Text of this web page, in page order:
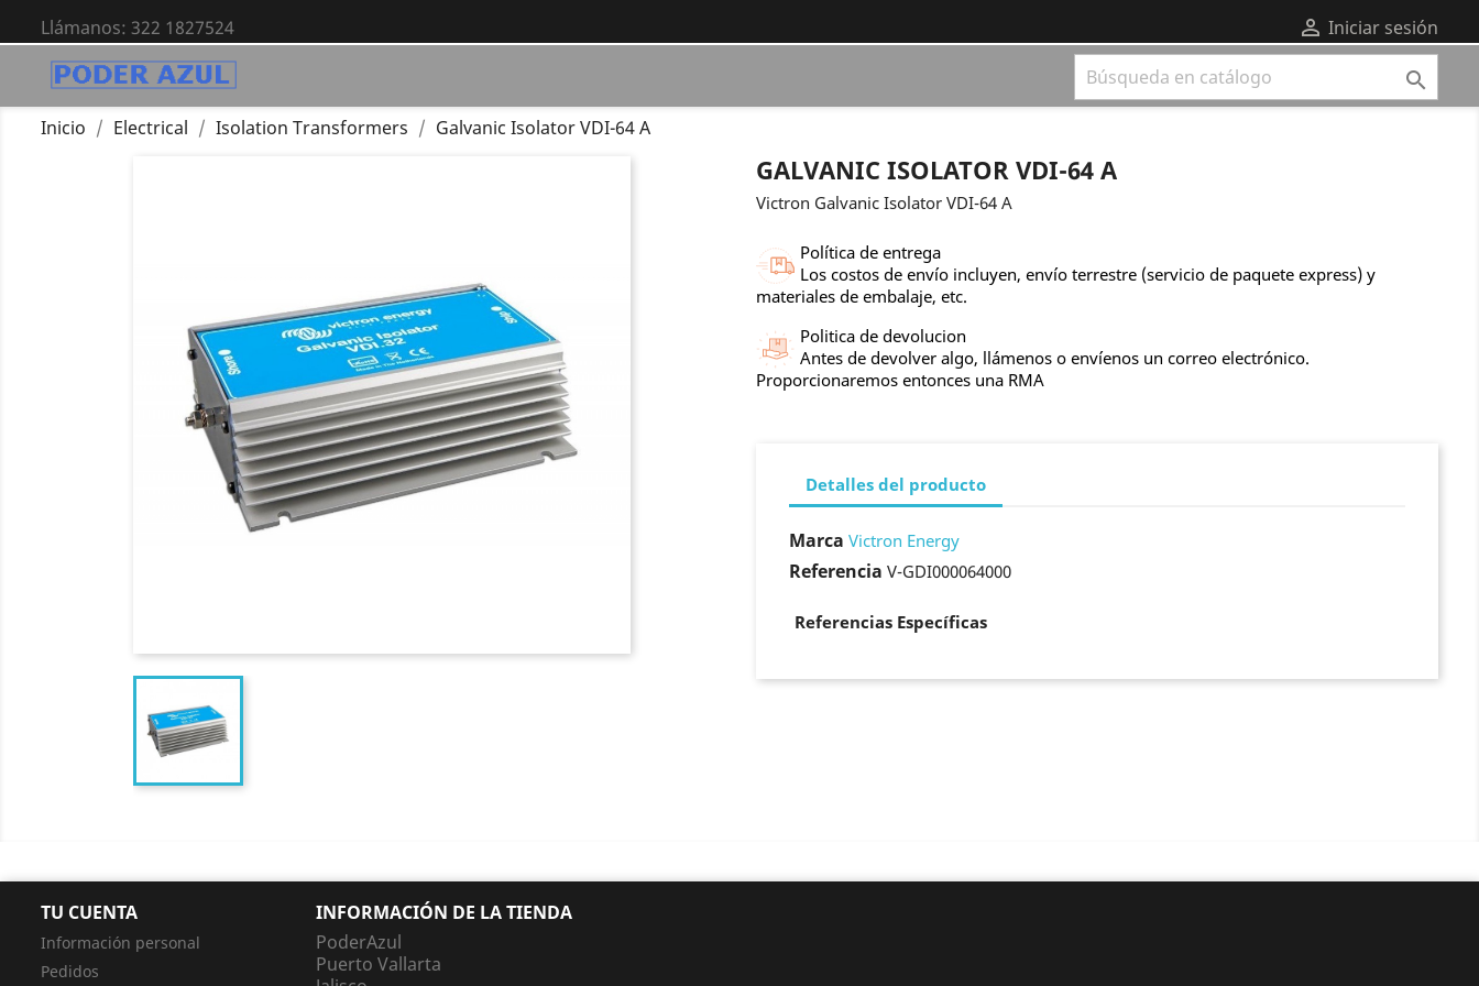
Llámanos: 322 1827524  Iniciar sesión

Inicio Electrical Isolation Transformers Galvanic Isolator VDI-64 A
GALVANIC ISOLATOR VDI-64 A
Victron Galvanic Isolator VDI-64 A
Política de entrega
Los costos de envío incluyen, envío terrestre (servicio de paquete express) y
materiales de embalaje, etc.
Politica de devolucion
Antes de devolver algo, llámenos o envíenos un correo electrónico.
Proporcionaremos entonces una RMA
Detalles del producto
Marca Victron Energy
Referencia V-GDI000064000
Referencias Específicas
TU CUENTA
Información personal
Pedidos
INFORMACIÓN DE LA TIENDA
PoderAzul
Puerto Vallarta